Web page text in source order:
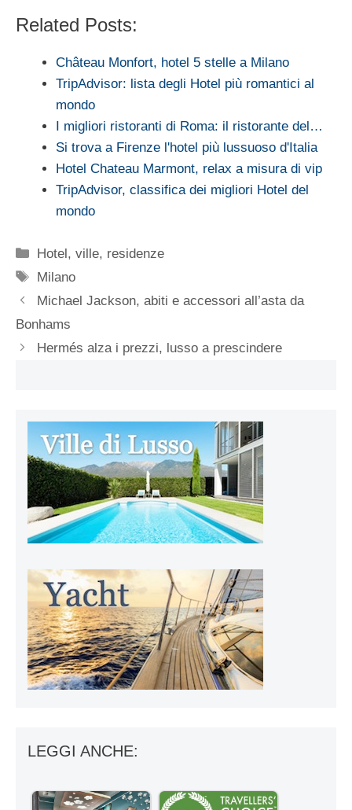
Related Posts:
Château Monfort, hotel 5 stelle a Milano
TripAdvisor: lista degli Hotel più romantici al
mondo
I migliori ristoranti di Roma: il ristorante del…
Si trova a Firenze l'hotel più lussuoso d'Italia
Hotel Chateau Marmont, relax a misura di vip
TripAdvisor, classifica dei migliori Hotel del
mondo
Categorie
Hotel, ville, residenze
Tag
Milano
Michael Jackson, abiti e accessori all’asta da
Bonhams
Hermés alza i prezzi, lusso a prescindere
LEGGI ANCHE: